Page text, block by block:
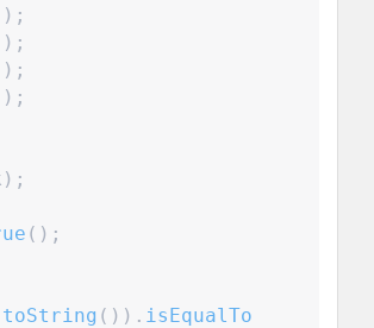
) ;
) ;
) ;
) ;
) ;
( ) ;
toString ( ) ) . isEqualTo